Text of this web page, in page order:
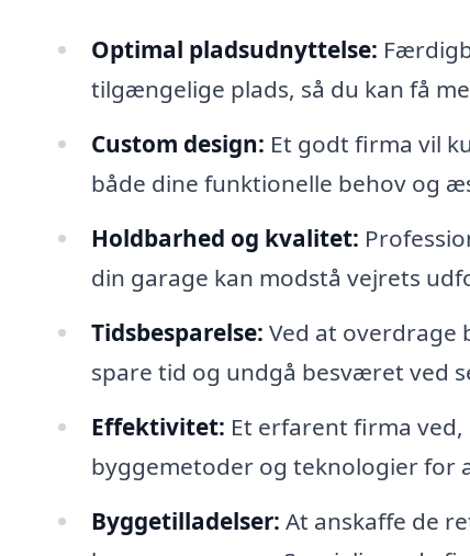
Optimal pladsudnyttelse:
tilgængelige plads, så du kan få
Custom design: Et godt firma vil
både dine funktionelle behov og
Holdbarhed og kvalitet:
din garage kan modstå vejrets
Tidsbesparelse: Ved at overdrage
spare tid og undgå besværet ved
Effektivitet: Et erfarent firma
byggemetoder og teknologier for
Byggetilladelser: At anskaffe de